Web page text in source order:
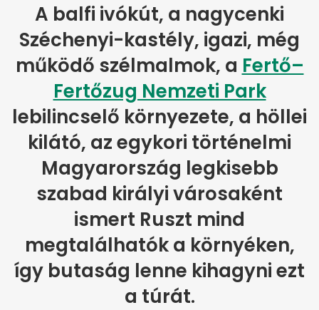
A balfi ivókút, a nagycenki
Széchenyi-kastély, igazi, még
működő szélmalmok, a Fertő–
Fertőzug Nemzeti Park
lebilincselő környezete, a höllei
kilátó, az egykori történelmi
Magyarország legkisebb
szabad királyi városaként
ismert Ruszt mind
megtalálhatók a környéken,
így butaság lenne kihagyni ezt
a túrát.